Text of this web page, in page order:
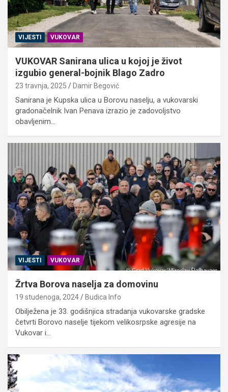
VIJESTI VUKOVAR
VUKOVAR Sanirana ulica u kojoj je život
izgubio general-bojnik Blago Zadro
23 travnja, 2025 Damir Begović
Sanirana je Kupska ulica u Borovu naselju, a vukovarski
gradonačelnik Ivan Penava izrazio je zadovoljstvo
obavljenim…
VIJESTI VUKOVAR
Žrtva Borova naselja za domovinu
19 studenoga, 2024 Budica Info
Obilježena je 33. godišnjica stradanja vukovarske gradske
četvrti Borovo naselje tijekom velikosrpske agresije na
Vukovar i…